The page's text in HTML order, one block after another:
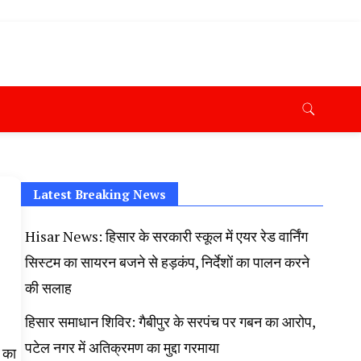
Khabar, Haryana Crime News Today, Weather
Porotet Update, Haryana Police Fir, Haryana
Latest Breaking News
Hisar News: हिसार के सरकारी स्कूल में एयर रेड वार्निंग
सिस्टम का सायरन बजने से हड़कंप, निर्देशों का पालन करने
की सलाह
हिसार समाधान शिविर: गैबीपुर के सरपंच पर गबन का आरोप,
पटेल नगर में अतिक्रमण का मुद्दा गरमाया